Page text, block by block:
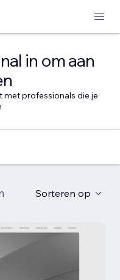
in om aan
met professionals die je
Sorteren op